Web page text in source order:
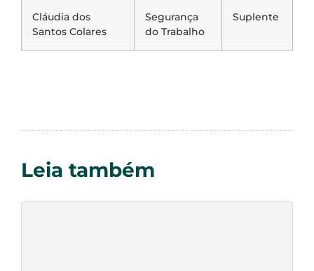
Cláudia dos
Santos Colares
Segurança
do Trabalho
Suplente
Leia também